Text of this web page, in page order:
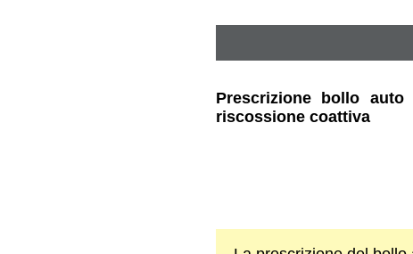
Prescrizione bollo
riscossione coattiva